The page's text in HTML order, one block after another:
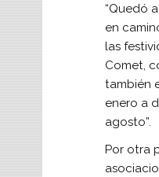
“Quedó
en
las
Comet,
también
enero a
agosto”.
Por otra